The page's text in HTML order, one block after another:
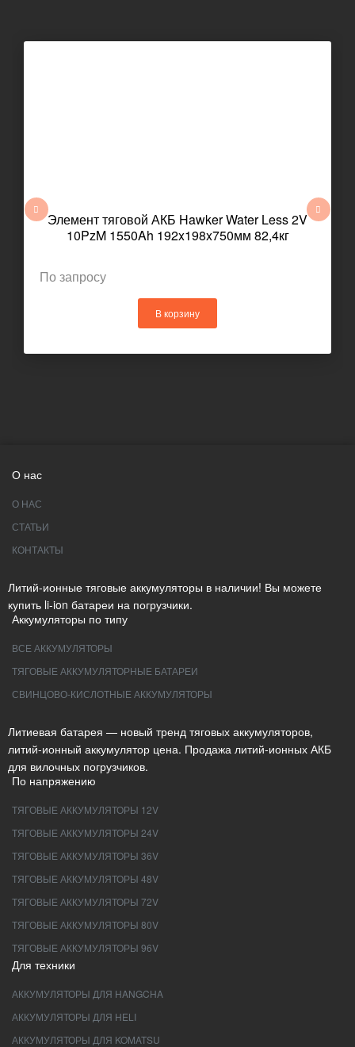
Элемент тяговой АКБ Hawker Water Less 2V
10PzM 1550Ah 192x198x750мм 82,4кг
По запросу
В корзину
О нас
О НАС
СТАТЬИ
КОНТАКТЫ
Литий-ионные тяговые аккумуляторы в наличии! Вы можете
купить li-ion батареи на погрузчики.
Аккумуляторы по типу
ВСЕ АККУМУЛЯТОРЫ
ТЯГОВЫЕ АККУМУЛЯТОРНЫЕ БАТАРЕИ
СВИНЦОВО-КИСЛОТНЫЕ АККУМУЛЯТОРЫ
Литиевая батарея — новый тренд тяговых аккумуляторов,
литий-ионный аккумулятор цена. Продажа литий-ионных АКБ
для вилочных погрузчиков.
По напряжению
ТЯГОВЫЕ АККУМУЛЯТОРЫ 12V
ТЯГОВЫЕ АККУМУЛЯТОРЫ 24V
ТЯГОВЫЕ АККУМУЛЯТОРЫ 36V
ТЯГОВЫЕ АККУМУЛЯТОРЫ 48V
ТЯГОВЫЕ АККУМУЛЯТОРЫ 72V
ТЯГОВЫЕ АККУМУЛЯТОРЫ 80V
ТЯГОВЫЕ АККУМУЛЯТОРЫ 96V
Для техники
АККУМУЛЯТОРЫ ДЛЯ HANGCHA
АККУМУЛЯТОРЫ ДЛЯ HELI
АККУМУЛЯТОРЫ ДЛЯ KOMATSU